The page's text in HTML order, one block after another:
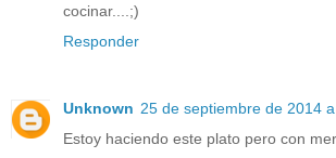
cocinar....;)
Responder
Unknown 25 de septiembre de 2014
Estoy haciendo este plato pero con